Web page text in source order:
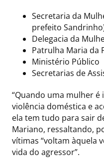
Secretaria da
prefeito
Delegacia da
Patrulha Maria da
Ministério Público
Secretarias de
“Quando uma mulher
violência doméstica e
ela tem tudo para sair
Mariano, ressaltando,
vítimas “voltam àquela
vida do agressor”.